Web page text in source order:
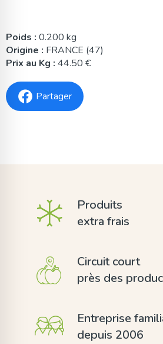
Poids : 0.200 kg
Origine : FRANCE (47)
Prix au Kg : 44.50 €
Partager
Produits
extra frais
Circuit court
près des
Entreprise
depuis 2006